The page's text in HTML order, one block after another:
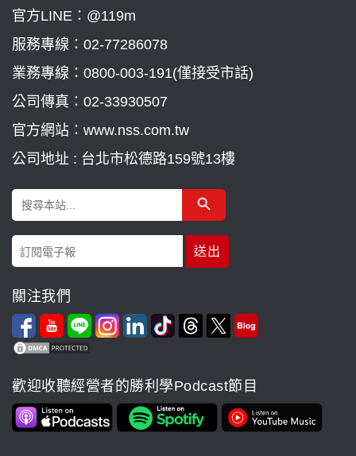
官方LINE：@119m
服務專線： 02-77286078
業務專線： 0800-003-191(僅接受市話)
公司傳真：02-33930507
官方網站：www.nss.com.tw
公司地址 : 台北市松德路159號13樓
Search
for:
Search Button
關注我們
歡迎收聽經營者的勝利學Podcast節目